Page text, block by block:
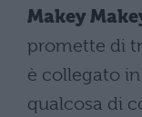
Makey
promette di
è collegato
qualcosa di